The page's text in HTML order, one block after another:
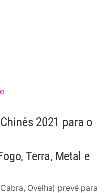
2021 para o
Terra, Metal e
Ovelha) prevê para